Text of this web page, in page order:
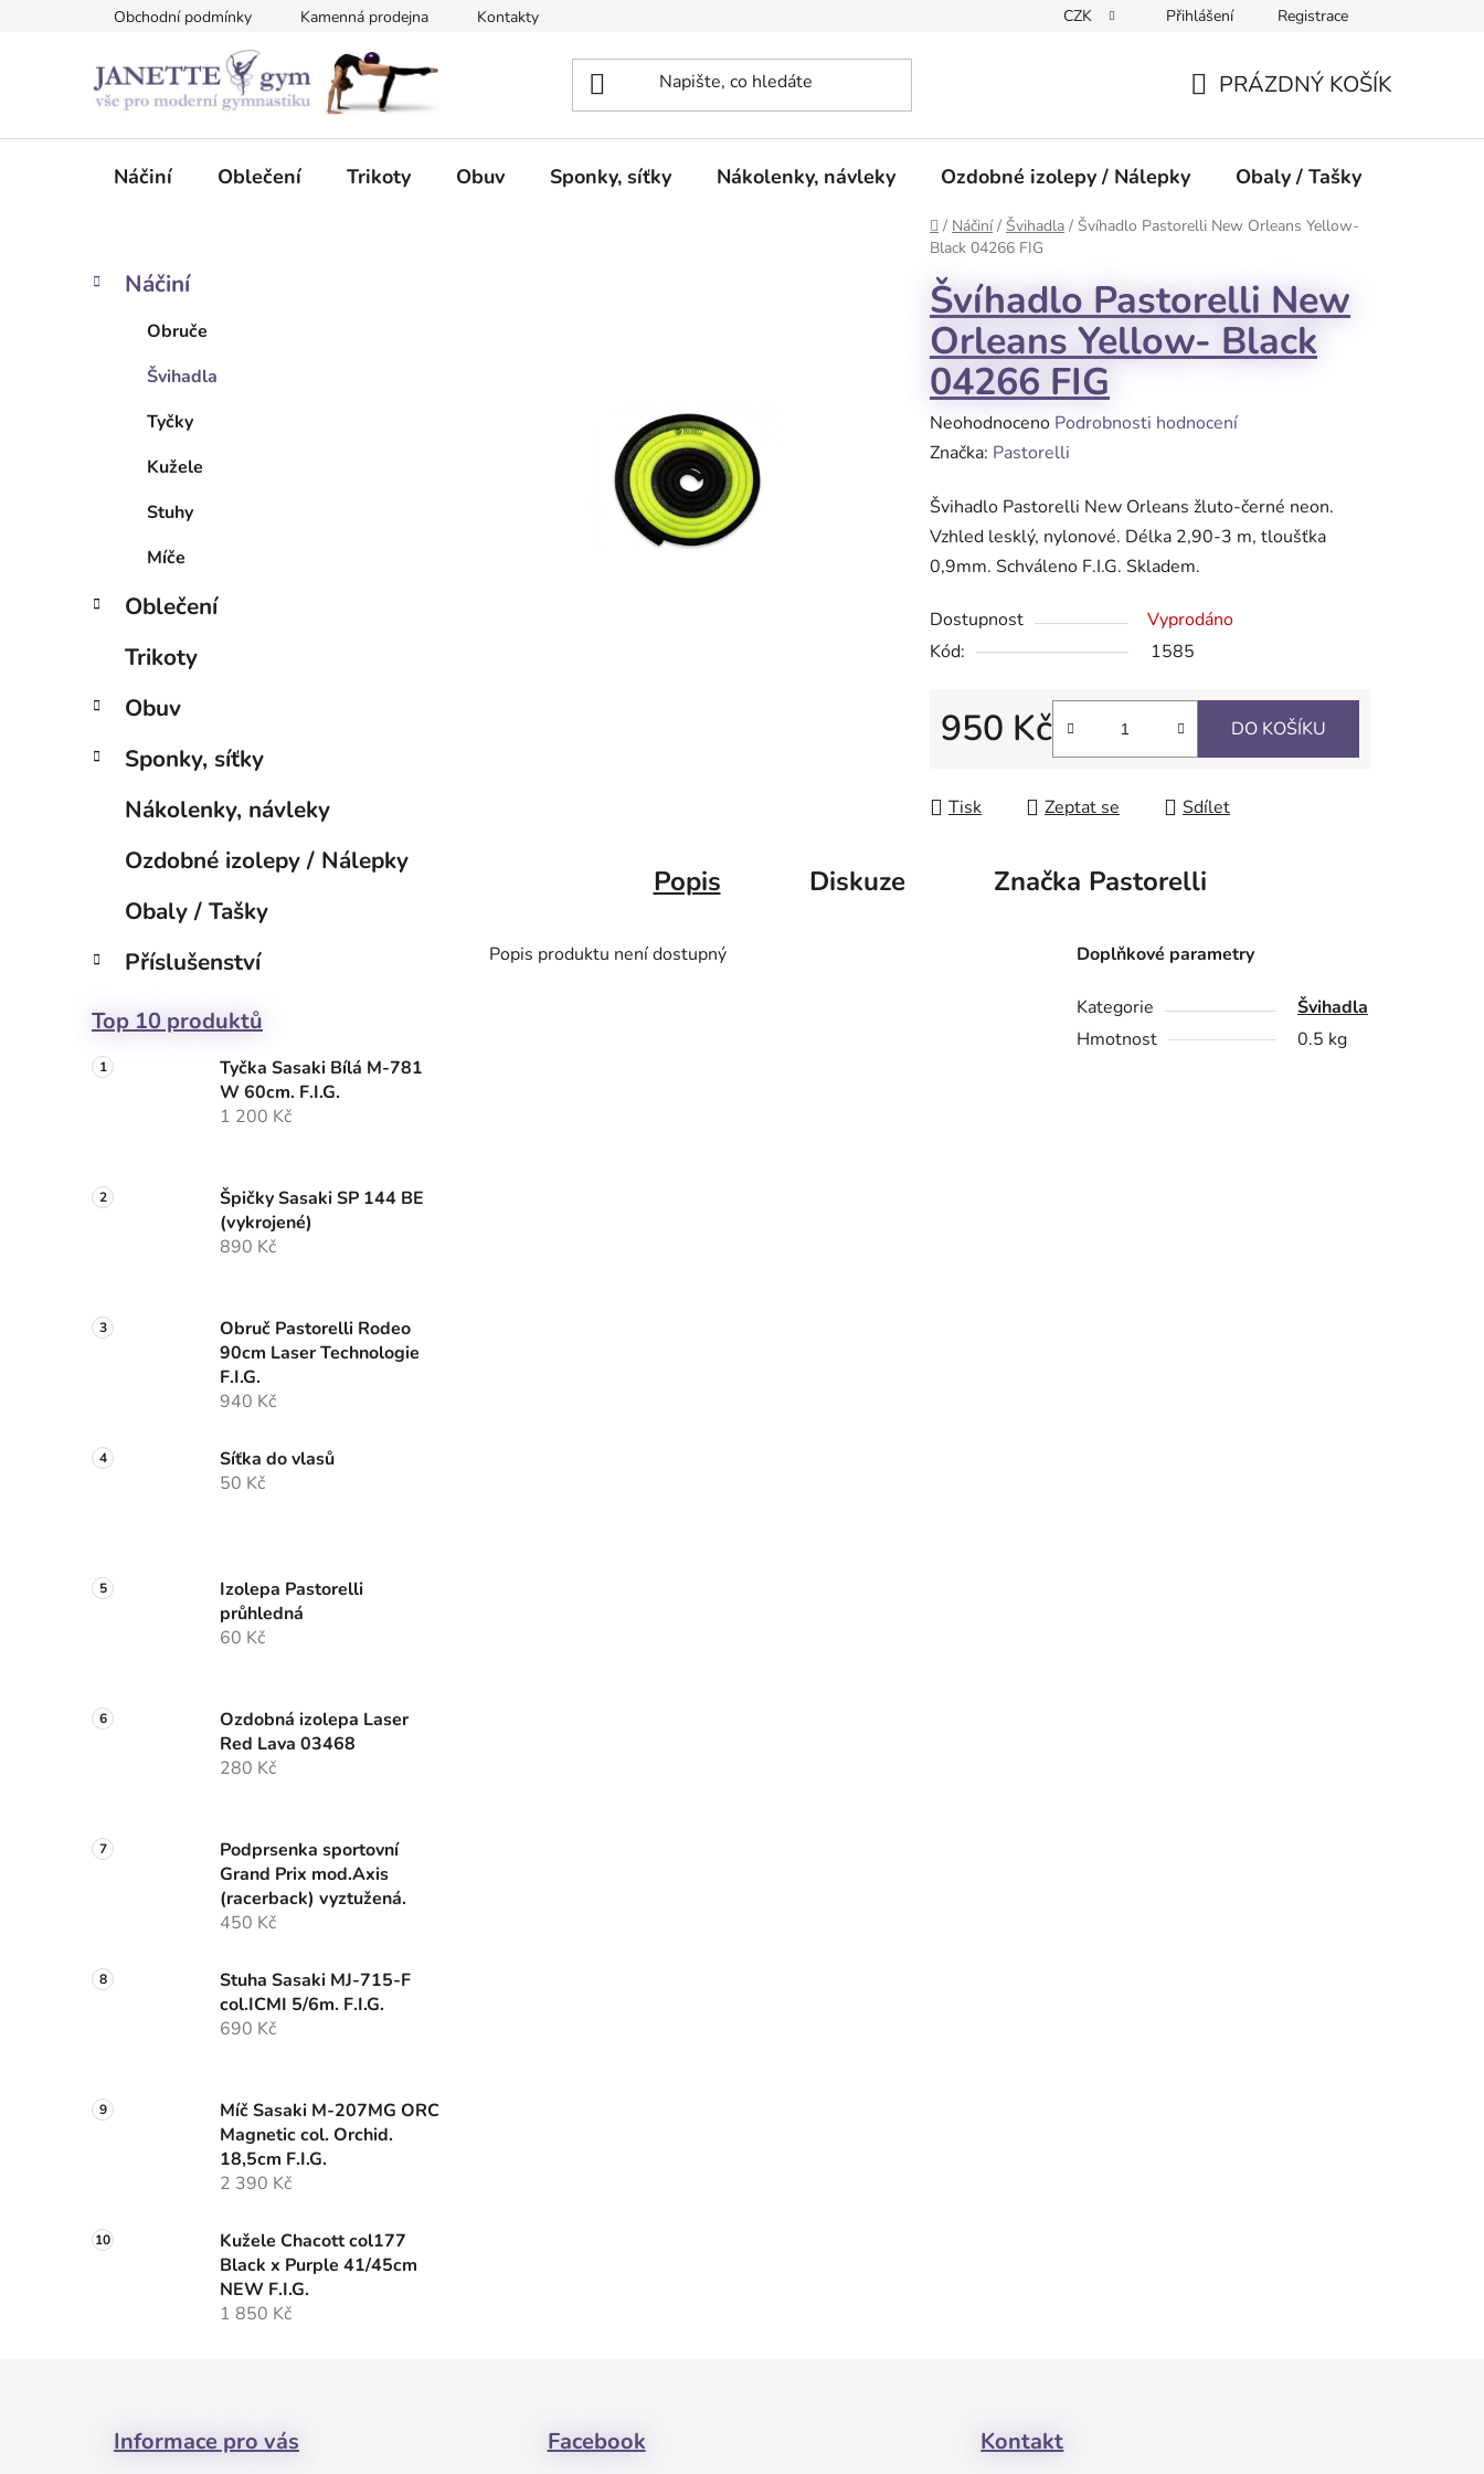
Obchodní podmínky Kamenná prodejna Kontakty CZK Přihlášení Registrace
KOŠÍK
PRÁZDNÝ KOŠÍK
Náčiní Oblečení Trikoty Obuv Sponky, síťky Nákolenky, návleky Ozdobné izolepy / Nálepky Obaly / Tašky
Domů
/ Náčiní / Švihadla / Švíhadlo Pastorelli New Orleans Yellow-
Black 04266 FIG
P
e
Přeskočit
kategorie
K
a
Náčiní
Obruče
Švihadla
Tyčky
Kužele
Stuhy
Míče
Oblečení
Trikoty
Obuv
Sponky, síťky
Nákolenky, návleky
Ozdobné izolepy / Nálepky
Obaly / Tašky
Příslušenství
Top 10 produktů
Tyčka Sasaki Bílá M-781
W 60cm. F.I.G.
1 200 Kč
Špičky Sasaki SP 144 BE
(vykrojené)
890 Kč
Obruč Pastorelli Rodeo
90cm Laser Technologie
F.I.G.
940 Kč
Síťka do vlasů
50 Kč
Izolepa Pastorelli
průhledná
60 Kč
Ozdobná izolepa Laser
Red Lava 03468
280 Kč
Podprsenka sportovní
Grand Prix mod.Axis
(racerback) vyztužená.
450 Kč
Stuha Sasaki MJ-715-F
col.ICMI 5/6m. F.I.G.
690 Kč
Míč Sasaki M-207MG ORC
Magnetic col. Orchid.
18,5cm F.I.G.
2 390 Kč
Kužele Chacott col177
Black x Purple 41/45cm
NEW F.I.G.
1 850 Kč
Švíhadlo Pastorelli New
Orleans Yellow- Black
04266 FIG
Průměrné
hodnocení
je
0,0
z
hvězdiček.
Neohodnoceno Podrobnosti hodnocení
Značka: Pastorelli
Švihadlo Pastorelli New Orleans žluto-černé neon.
Vzhled lesklý, nylonové. Délka 2,90-3 m, tloušťka
0,9mm. Schváleno F.I.G. Skladem.
Dostupnost
Vyprodáno
Kód:
1585
950 Kč DO KOŠÍKU
Tisk Zeptat se Sdílet
Popis Diskuze Značka Pastorelli
Popis produktu není dostupný Doplňkové parametry
Kategorie
Švihadla
Hmotnost
0.5 kg
Informace pro vás Facebook Kontakt